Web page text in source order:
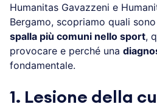
Humanitas Gavazzeni e
Bergamo, scopriamo quali
spalla più comuni nello sport,
provocare e perché una
fondamentale.
1. Lesione della